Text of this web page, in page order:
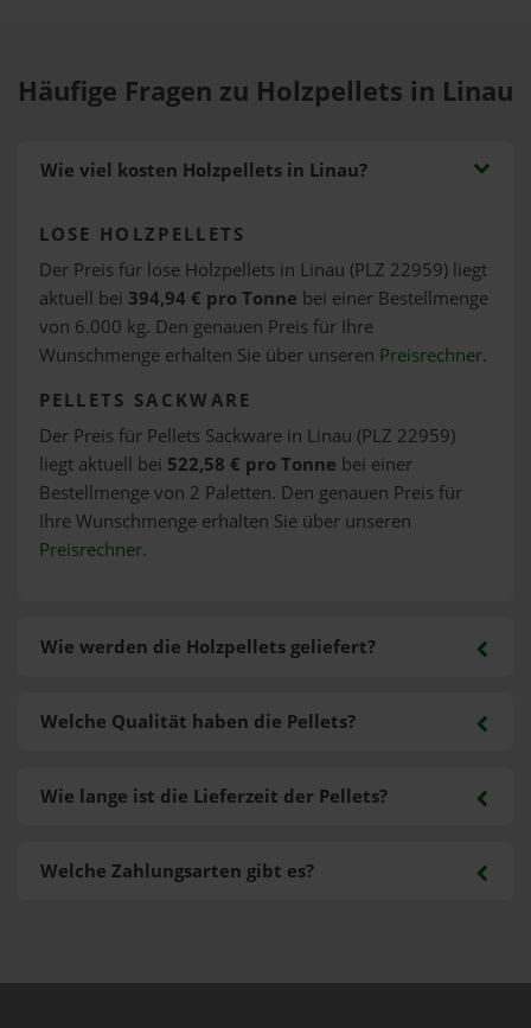
Häufige Fragen zu Holzpellets in Linau
Wie viel kosten Holzpellets in Linau?
LOSE HOLZPELLETS
Der Preis für lose Holzpellets in Linau (PLZ 22959) liegt
aktuell bei 394,94 € pro Tonne bei einer Bestellmenge
von 6.000 kg. Den genauen Preis für Ihre
Wunschmenge erhalten Sie über unseren Preisrechner.
PELLETS SACKWARE
Der Preis für Pellets Sackware in Linau (PLZ 22959)
liegt aktuell bei 522,58 € pro Tonne bei einer
Bestellmenge von 2 Paletten. Den genauen Preis für
Ihre Wunschmenge erhalten Sie über unseren
Preisrechner.
Wie werden die Holzpellets geliefert?
Welche Zahlungsarten gibt es?
Welche Qualität haben die Pellets?
Wie lange ist die Lieferzeit der Pellets?